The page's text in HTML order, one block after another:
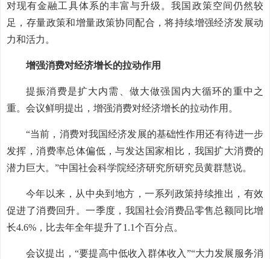
对现有金融工具体系的丰富与升级。我国政策空间仍然较
足，存量政策和增量政策协同配合，将持续增强经济发展动
力和活力。
增强消费对经济增长的拉动作用
提振消费是扩大内需、做大做强国内大循环的重中之
重。会议鲜明提出，增强消费对经济增长的拉动作用。
“当前，消费对我国经济发展的基础性作用还有待进一步
发挥，消费率总体偏低，与发达国家相比，我国扩大消费的
潜力巨大。”中国社会科学院经济研究所研究员黄群慧说。
今年以来，从中央到地方，一系列政策持续推出，有效
促进了消费回升。一季度，我国社会消费品零售总额同比增
长4.6%，比去年全年提升了1.1个百分点。
会议提出，“要提高中低收入群体收入”“大力发展服务消